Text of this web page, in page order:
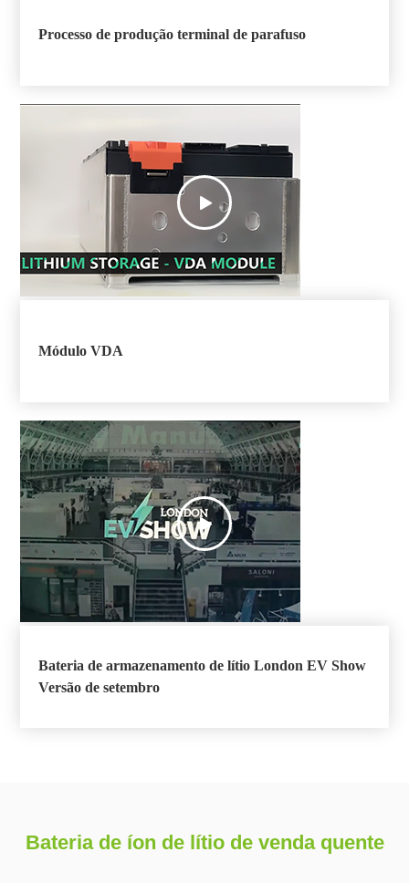
Processo de produção terminal de parafuso

Módulo VDA

Bateria de armazenamento de lítio London EV Show
Versão de setembro
Bateria de íon de lítio de venda quente